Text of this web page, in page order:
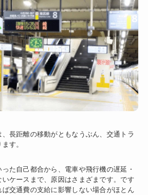
、長距離の移動がともなうぶん、交通トラ
す。
た自己都合から、電車や飛行機の遅延・
ケースまで、原因はさまざまです。です
交通費の支給に影響しない場合がほとん